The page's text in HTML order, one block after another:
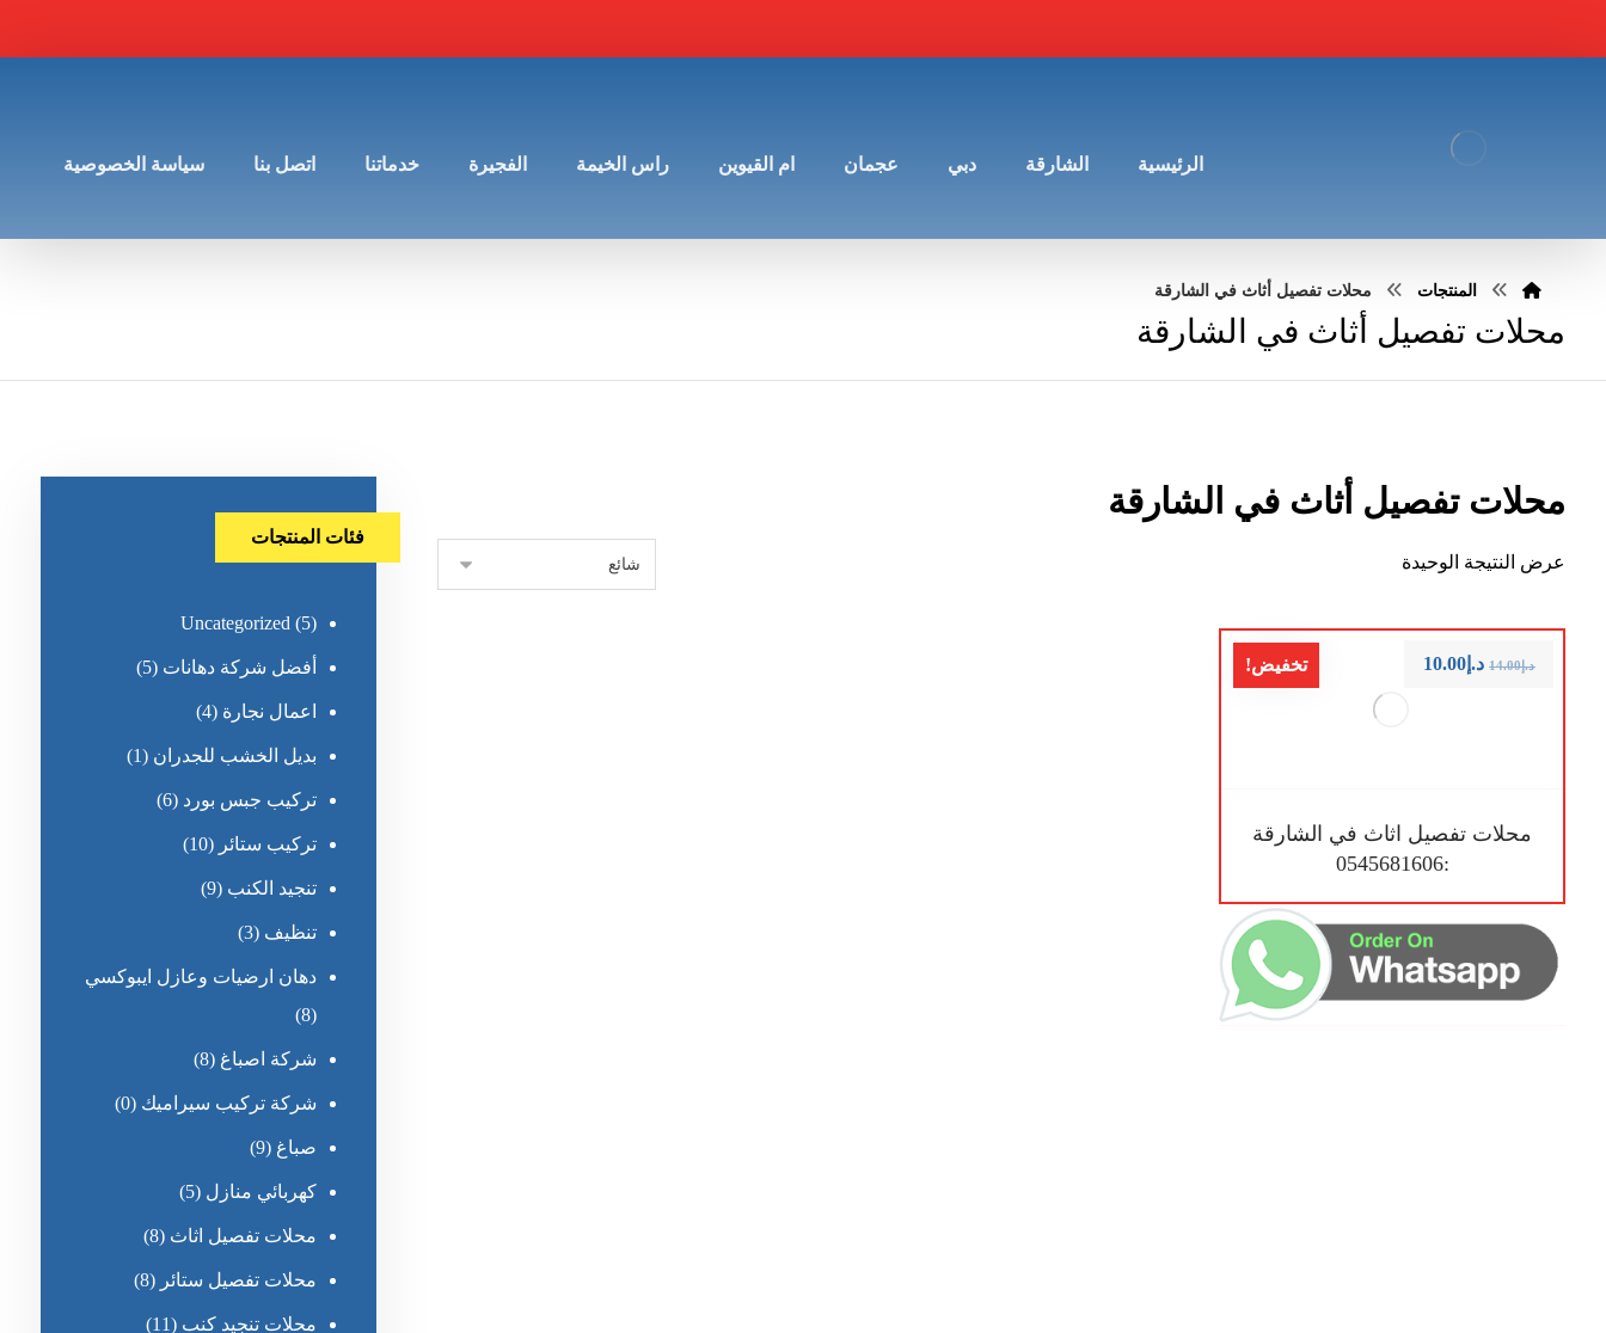
الرئيسية الشارقة دبي عجمان ام القيوين راس الخيمة الفجيرة خدماتنا اتصل بنا سياسة الخصوصية
المنتجات محلات تفصيل أثاث في الشارقة
محلات تفصيل أثاث في الشارقة
محلات تفصيل أثاث في الشارقة
عرض النتيجة الوحيدة
تخفيض!
محلات تفصيل اثاث في الشارقة
:0545681606
د.إ14.00 د.إ 10.00
فئات المنتجات
Uncategorized (5)
أفضل شركة دهانات (5)
اعمال نجارة (4)
بديل الخشب للجدران (1)
تركيب جبس بورد (6)
تركيب ستائر (10)
تنجيد الكنب (9)
تنظيف (3)
دهان ارضيات وعازل ايبوكسي
(8)
شركة اصباغ (8)
شركة تركيب سيراميك (0)
صباغ (9)
كهربائي منازل (5)
محلات تفصيل اثاث (8)
محلات تفصيل ستائر (8)
محلات تنجيد كنب (11)